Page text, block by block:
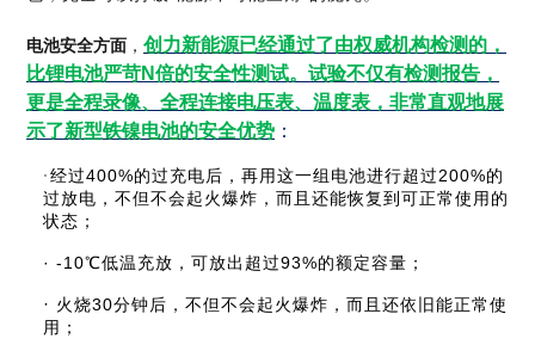
电池安全方面 ， 创力新能源已经通过了由权威机构检测的，
比锂电池严苛N倍的安全性测试。试验不仅有检测报告，
更是全程录像、全程连接电压表、温度表，非常直观地展
示了新型铁镍电池的安全优势 ：
·经过400%的过充电后，再用这一组电池进行超过200%的
过放电，不但不会起火爆炸，而且还能恢复到可正常使用的
状态；
· -10℃低温充放，可放出超过93%的额定容量；
· 火烧30分钟后，不但不会起火爆炸，而且还依旧能正常使
用；